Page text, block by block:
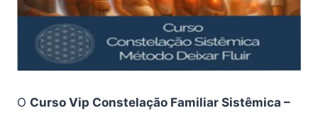
O Curso Vip Constelação Familiar Sistêmica –